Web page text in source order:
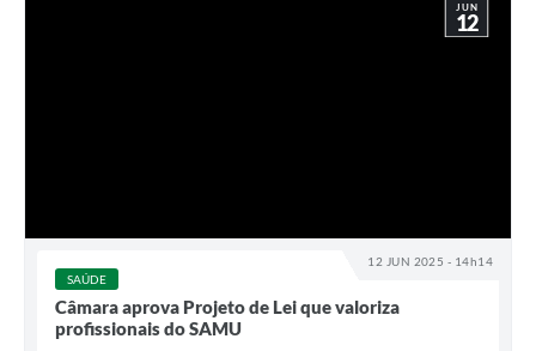
12 JUN 2025 - 14h14
JUN
12
SAÚDE
Câmara aprova Projeto de Lei que valoriza
profissionais do SAMU